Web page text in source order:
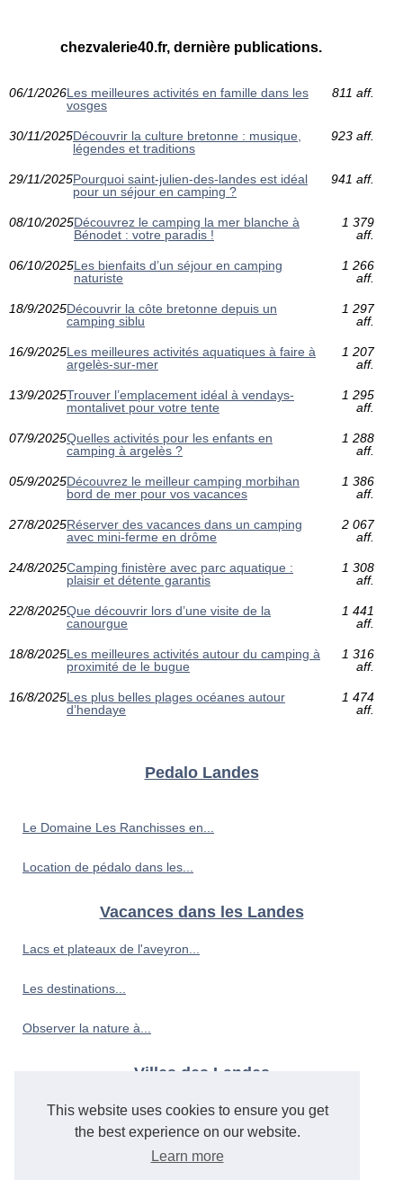
This website uses cookies to ensure you get
the best experience on our website.
Learn more
chezvalerie40.fr, dernière publications.
06/1/2026Les meilleures activités en famille dans les
vosges
811 aff.
30/11/2025Découvrir la culture bretonne : musique,
légendes et traditions
923 aff.
29/11/2025Pourquoi saint-julien-des-landes est idéal
pour un séjour en camping ?
941 aff.
08/10/2025Découvrez le camping la mer blanche à
Bénodet : votre paradis !
1 379
aff.
06/10/2025Les bienfaits d’un séjour en camping
naturiste
1 266
aff.
18/9/2025Découvrir la côte bretonne depuis un
camping siblu
1 297
aff.
16/9/2025Les meilleures activités aquatiques à faire à
argelès-sur-mer
1 207
aff.
13/9/2025Trouver l’emplacement idéal à vendays-
montalivet pour votre tente
1 295
aff.
07/9/2025Quelles activités pour les enfants en
camping à argelès ?
1 288
aff.
05/9/2025Découvrez le meilleur camping morbihan
bord de mer pour vos vacances
1 386
aff.
27/8/2025Réserver des vacances dans un camping
avec mini-ferme en drôme
2 067
aff.
24/8/2025Camping finistère avec parc aquatique :
plaisir et détente garantis
1 308
aff.
22/8/2025Que découvrir lors d’une visite de la
canourgue
1 441
aff.
18/8/2025Les meilleures activités autour du camping à
proximité de le bugue
1 316
aff.
16/8/2025Les plus belles plages océanes autour
d’hendaye
1 474
aff.
Pedalo Landes
Le Domaine Les Ranchisses en...
Location de pédalo dans les...
Vacances dans les Landes
Lacs et plateaux de l'aveyron...
Les destinations...
Observer la nature à...
Villes des Landes
Découvrir la culture...
Découvrir la côte bretonne...